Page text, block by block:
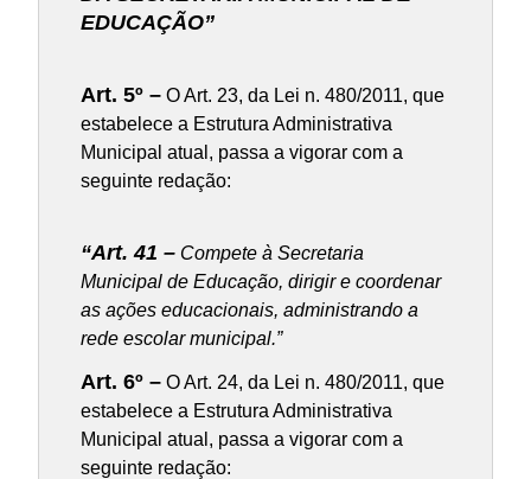
EDUCAÇÃO”
Art. 5º – O Art. 23, da Lei n. 480/2011, que
estabelece a Estrutura Administrativa
Municipal atual, passa a vigorar com a
seguinte redação:
“Art. 41 – Compete à Secretaria
Municipal de Educação, dirigir e coordenar
as ações educacionais, administrando a
rede escolar municipal.”
Art. 6º – O Art. 24, da Lei n. 480/2011, que
estabelece a Estrutura Administrativa
Municipal atual, passa a vigorar com a
seguinte redação: